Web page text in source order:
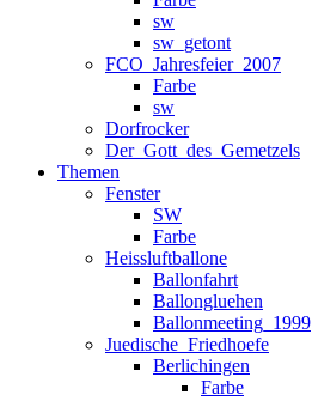
sw
sw_getont
FCO_Jahresfeier_2007
Farbe
sw
Dorfrocker
Der_Gott_des_Gemetzels
Themen
Fenster
SW
Farbe
Heissluftballone
Ballonfahrt
Ballongluehen
Ballonmeeting_1999
Juedische_Friedhoefe
Berlichingen
Farbe